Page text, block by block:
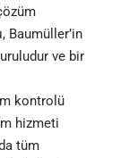
Baumüller’in
ve bir
kontrolü
hizmeti
tüm